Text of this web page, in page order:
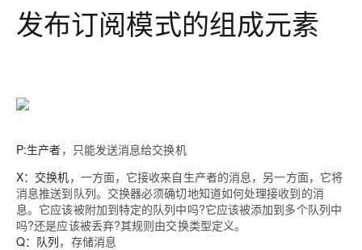
发布订阅模式的组成元素
P:生产者，只能发送消息给交换机
X：交换机，一方面，它接收来自生产者的消息，另一方面，它将
消息推送到队列。交换器必须确切地知道如何处理接收到的消
息。它应该被附加到特定的队列中吗?它应该被添加到多个队列中
吗?还是应该被丢弃?其规则由交换类型定义。
Q：队列，存储消息